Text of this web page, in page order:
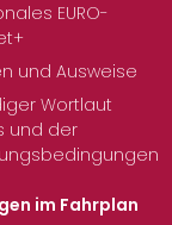
EURO-
und Ausweise
Wortlaut
und der
im Fahrplan